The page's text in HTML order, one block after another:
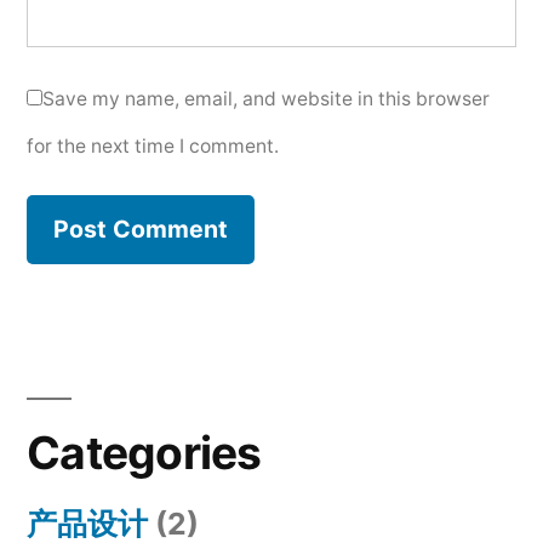
Save my name, email, and website in this browser
for the next time I comment.
Categories
产品设计(2)